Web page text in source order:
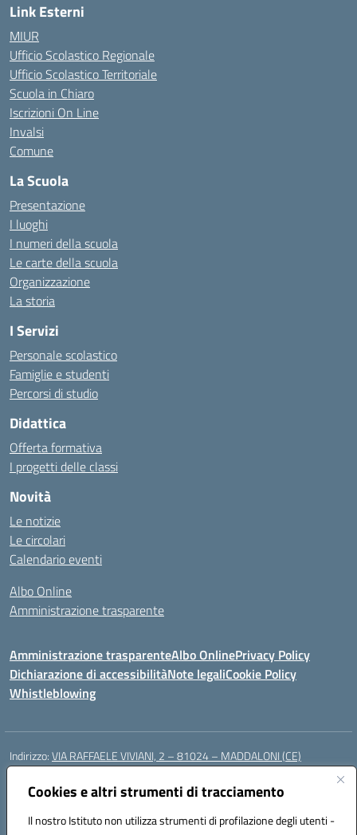
Cookies e altri strumenti di tracciamento
Il nostro Istituto non utilizza strumenti di profilazione degli utenti -
Link Esterni
MIUR
Ufficio Scolastico Regionale
Ufficio Scolastico Territoriale
Scuola in Chiaro
Iscrizioni On Line
Invalsi
Comune
La Scuola
Presentazione
I luoghi
I numeri della scuola
Le carte della scuola
Organizzazione
La storia
I Servizi
Personale scolastico
Famiglie e studenti
Percorsi di studio
Didattica
Offerta formativa
I progetti delle classi
Novità
Le notizie
Le circolari
Calendario eventi
Albo Online
Amministrazione trasparente
Amministrazione trasparenteAlbo OnlinePrivacy Policy
Dichiarazione di accessibilitàNote legaliCookie Policy
Whistleblowing
Indirizzo:VIA RAFFAELE VIVIANI, 2 – 81024 – MADDALONI (CE)
Centralino:
Posta elettronica certificata (PEC):ceic8av00r@pec.istruzione.it
Codice fiscale: 93086020612